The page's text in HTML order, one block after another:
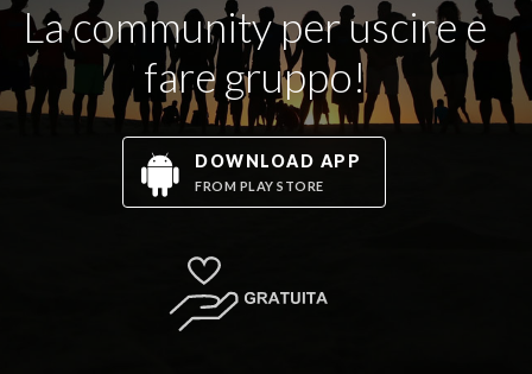
La community per uscire e
fare gruppo!
DOWNLOAD APP
FROM PLAY STORE